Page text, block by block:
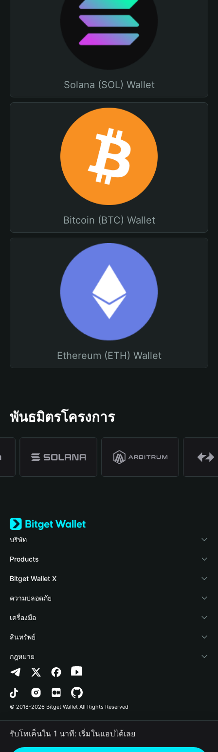
Solana (SOL) Wallet
Bitcoin (BTC) Wallet
Ethereum (ETH) Wallet
พันธมิตรโครงการ
บริษัท
เกี่ยวกับ Bitget Wallet
Blog
Academy
ข่าวสารด้านคริปโต
ศูนย์ช่วยเหลือ
ติดต่อเรา
ทรัพยากรข้อมูลของแบรนด์
อาชีพ
Products
Crypto Card
Stablecoin Earn
Payfi Crypto
Crypto Swap API
Altcoin Season Index
Prediction Markets
DApp
RWA
Bitget Wallet X
นักพัฒนา
เชื่อมต่อ Wallet
Bitget Wallet Pay
ลิสต์โปรเจกต์
ความปลอดภัย
Protection Fund
เทคโนโลยีความปลอดภัย
เครื่องมือ
ซื้อคริปโต
การตรวจจับการอนุญาต
การตรวจจับสัญญา
การโอนเป็นชุด
สินทรัพย์
Arbitrum
Avalanche
Bitcoin
Polygon
กฎหมาย
นโยบายความเป็นส่วนตัว
ข้อตกลงในการใช้บริการ
© 2018-2026 Bitget Wallet All Rights Reserved
รับโทเค็นใน 1 นาที: เริ่มในแอปได้เลย